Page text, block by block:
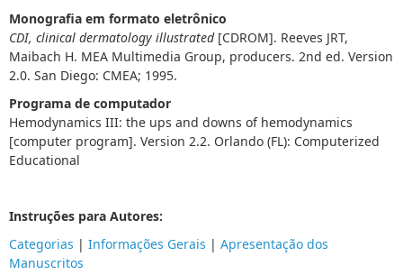
Monografia em formato eletrônico
CDI, clinical dermatology illustrated[CDROM]. Reeves JRT,
Maibach H. MEA Multimedia Group, producers. 2nd ed. Version
2.0. San Diego: CMEA; 1995.
Programa de computador
Hemodynamics III: the ups and downs of hemodynamics
[computer program]. Version 2.2. Orlando (FL): Computerized
Educational
Instruções para Autores:
Categorias | Informações Gerais | Apresentação dos
Manuscritos